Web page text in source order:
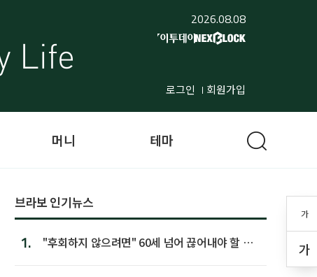
2026.08.08
로그인 회원가입
가
가
머니 테마
브라보 인기뉴스
1.
"후회하지 않으려면" 60세 넘어 끊어내야 할 사